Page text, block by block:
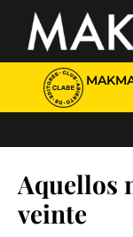
Aquellos
veinte